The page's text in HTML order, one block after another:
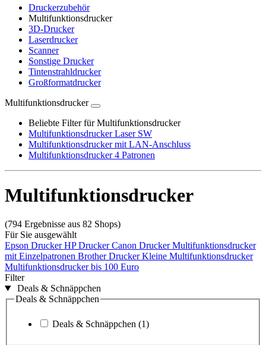
Druckerzubehör
Multifunktionsdrucker
3D-Drucker
Laserdrucker
Scanner
Sonstige Drucker
Tintenstrahldrucker
Großformatdrucker
Multifunktionsdrucker
Beliebte Filter für Multifunktionsdrucker
Multifunktionsdrucker Laser SW
Multifunktionsdrucker mit LAN-Anschluss
Multifunktionsdrucker 4 Patronen
Multifunktionsdrucker
(794 Ergebnisse aus 82 Shops)
Für Sie ausgewählt
Epson DruckerHP DruckerCanon DruckerMultifunktionsdrucker
mit Einzelpatronen Brother DruckerKleine Multifunktionsdrucker
Multifunktionsdrucker bis 100 Euro
Filter
Deals & Schnäppchen
Deals & Schnäppchen
Deals & Schnäppchen (1)